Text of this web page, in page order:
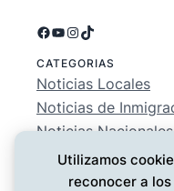
Facebook
YouTube
Instagram
TikTok
CATEGORIAS
Noticias Locales
Noticias de
Noticias Nacionales
Deportes
Entretenimiento
Utilizamos
reconocer a